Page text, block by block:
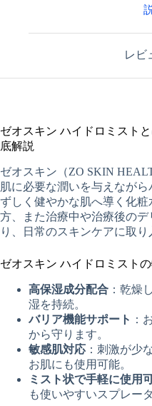
レビ
ゼオスキン ハイドロミスト
底解説
ゼオスキン（ZO SKIN
肌に必要な潤いを与えなが
ずしく健やかな肌へ導く化
方、また治療中や治療後の
り、日常のスキンケアに取り
ゼオスキン ハイドロミスト
高保湿成分配合 ：乾燥
湿を持続。
バリア機能サポート ：
から守ります。
敏感肌対応 ：刺激が少
お肌にも使用可能。
ミスト状で手軽に使用
も使いやすいスプレー